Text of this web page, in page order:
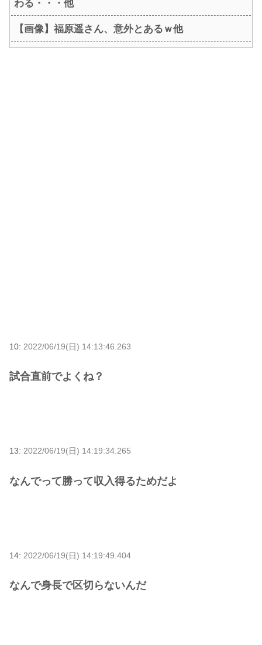
わる・・・他
【画像】福原遥さん、意外とあるｗ他
10: 2022/06/19(日) 14:13:46.263
試合直前でよくね？
13: 2022/06/19(日) 14:19:34.265
なんでって勝って収入得るためだよ
14: 2022/06/19(日) 14:19:49.404
なんで身長で区切らないんだ